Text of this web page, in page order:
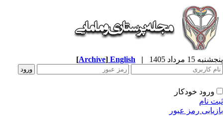
15 مرداد 1405 |
English
[Archive]
ورود خودکار
نام
رمز عبور